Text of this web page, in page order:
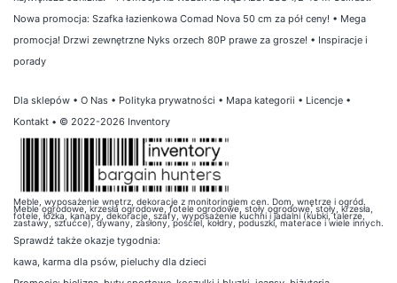
Nowa promocja: Szafka łazienkowa Comad Nova 50 cm za pół ceny! • Mega
promocja! Drzwi zewnętrzne Nyks orzech 80P prawe za grosze! • Inspiracje i
porady
Dla sklepów • O Nas • Polityka prywatności • Mapa kategorii • Licencje •
Kontakt • © 2022-2026 Inventory
Meble, wyposażenie wnętrz, dekoracje z monitoringiem cen. Dom, wnętrze i ogród.
Meble ogrodowe, krzesła ogrodowe, fotele ogrodowe, stoły ogrodowe, stoły, krzesła,
fotele, łóżka, kanapy, dekoracje, szafy, wyposażenie kuchni i jadalni (kubki, talerze,
zastawy, sztućce), dywany, zasłony, pościel, kołdry, poduszki, materace i wiele innych.
Sprawdź także okazje tygodnia:
kawa, karma dla psów, pieluchy dla dzieci